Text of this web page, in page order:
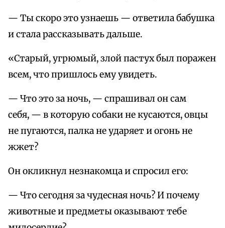
— Ты скоро это узнаешь — ответила бабушка
и стала рассказывать дальше.
«Старый, угрюмый, злой пастух был поражен
всем, что пришлось ему увидеть.
— Что это за ночь, — спрашивал он сам
себя, — в которую собаки не кусаются, овцы
не пугаются, палка не ударяет и огонь не
жжет?
Он окликнул незнакомца и спросил его:
— Что сегодня за чудесная ночь? И почему
животные и предметы оказывают тебе